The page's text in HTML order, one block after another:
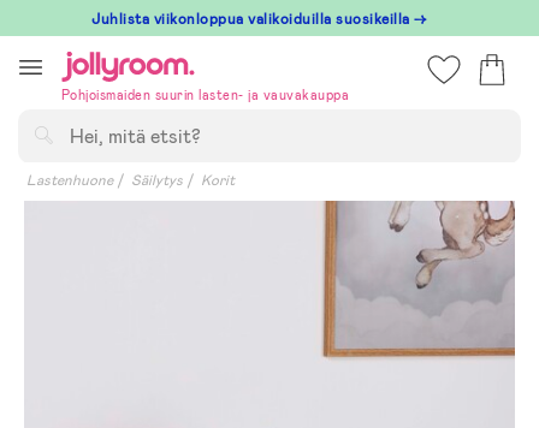
till
innehållet
Juhlista viikonloppua valikoiduilla suosikeilla →
Pohjoismaiden suurin lasten- ja vauvakauppa
Lastenhuone Säilytys Korit